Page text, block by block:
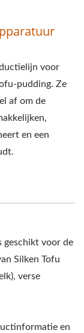
voor
pudding. Ze
af om de
en een
geschikt voor de
Silken Tofu
verse
en